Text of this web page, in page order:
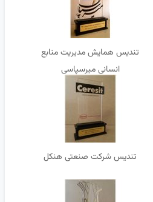
تندیس همایش مدیریت منابع
انسانی میرسپاسی
تندیس شرکت صنعتی هنکل